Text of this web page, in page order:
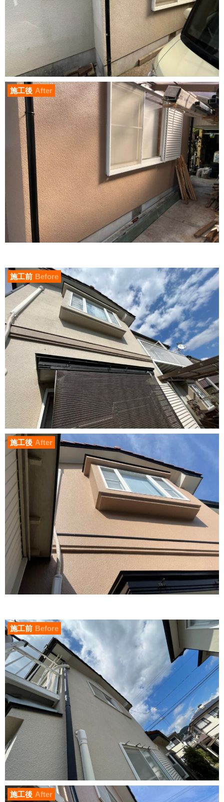
施工後 After
施工前 Before
施工後 After
施工前 Before
施工後 After